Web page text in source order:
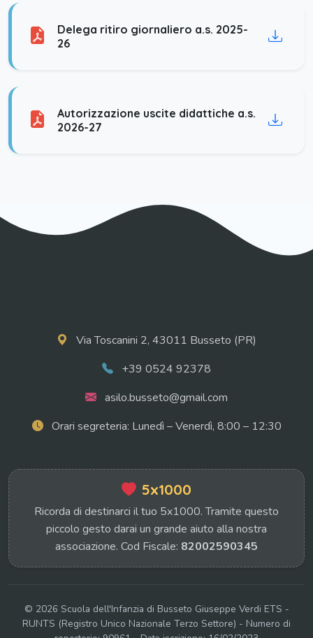
Delega ritiro giornaliero a.s. 2025-
26
Autorizzazione uscite didattiche a.s.
2026-27
Via Toscanini 2, 43011 Busseto (PR)
+39 0524 92378
asilo.busseto@gmail.com
Orari segreteria: Lunedì – Venerdì, 8:00 – 12:30
5x1000
Ricorda di destinarci il tuo 5x1000. Tramite questo
piccolo gesto darai un grande aiuto alla nostra
associazione. Cod Fiscale: 82002590345
© 2026 Scuola dell'Infanzia di Busseto Giuseppe Verdi ETS -
RUNTS (Registro Unico Nazionale Terzo Settore) - Numero di